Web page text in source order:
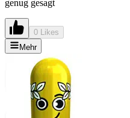
genug gesagt
0 Likes
Mehr